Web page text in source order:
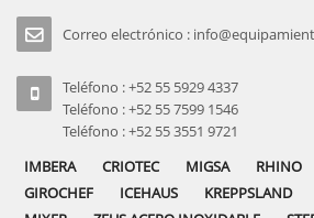
Correo electrónico :
Teléfono : +52 55 5929 4337
Teléfono : +52 55 7599 1546
Teléfono : +52 55 3551 9721
IMBERA
CRIOTEC MIGSA RHINO
GIROCHEF
ICEHAUS KREPPSLAND